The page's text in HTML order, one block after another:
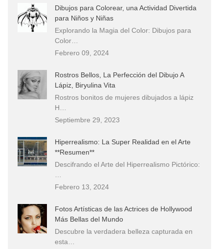
Dibujos para Colorear, una Actividad Divertida
para Niños y Niñas
Explorando la Magia del Color: Dibujos para
Color…
Febrero 09, 2024
Rostros Bellos, La Perfección del Dibujo A
Lápiz, Biryulina Vita
Rostros bonitos de mujeres dibujados a lápiz
H…
Septiembre 29, 2023
Hiperrealismo: La Super Realidad en el Arte
**Resumen**
Descifrando el Arte del Hiperrealismo Pictórico:
Febrero 13, 2024
Fotos Artísticas de las Actrices de Hollywood
Más Bellas del Mundo
Descubre la verdadera belleza capturada en
esta…